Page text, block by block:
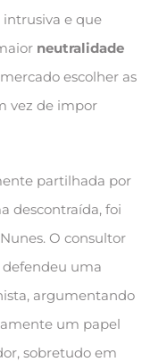
e que
neutralidade
escolher as
vez de impor
partilhada por
descontraída, foi
O consultor
uma
argumentando
um papel
sobretudo em